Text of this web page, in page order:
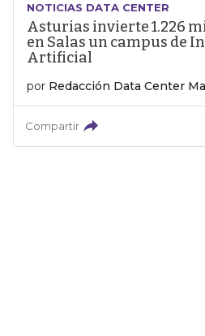
NOTICIAS DATA CENTER
Asturias invierte 1.226
en Salas un campus de
Artificial
por Redacción Data Center
Compartir